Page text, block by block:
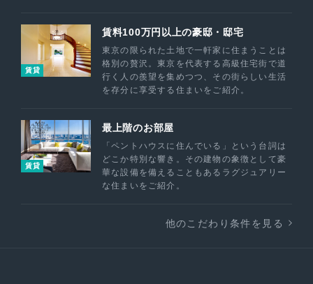
賃貸
賃料100万円以上の豪邸・邸宅
東京の限られた土地で一軒家に住まうことは
格別の贅沢。東京を代表する高級住宅街で道
行く人の羨望を集めつつ、その街らしい生活
を存分に享受する住まいをご紹介。
賃貸
最上階のお部屋
「ペントハウスに住んでいる」という台詞は
どこか特別な響き。その建物の象徴として豪
華な設備を備えることもあるラグジュアリー
な住まいをご紹介。
他のこだわり条件を見る